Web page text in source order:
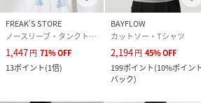
FREAK’S STORE
ノースリーブ・タンクトップ
1,447円 71%OFF
13ポイント(1倍)
BAYFLOW
カットソー・Tシャツ
2,194円 45%OFF
199ポイント(10%ポイント
バック)